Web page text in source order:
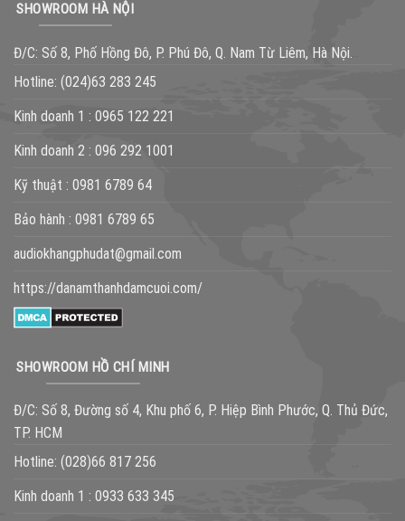
SHOWROOM HÀ NỘI
Đ/C: Số 8, Phố Hồng Đô, P. Phú Đô, Q. Nam Từ Liêm, Hà Nội.
Hotline: (024)63 283 245
Kinh doanh 1 : 0965 122 221
Kinh doanh 2 : 096 292 1001
Kỹ thuật : 0981 6789 64
Bảo hành : 0981 6789 65
audiokhangphudat@gmail.com
https://danamthanhdamcuoi.com/
SHOWROOM HỒ CHÍ MINH
Đ/C: Số 8, Đường số 4, Khu phố 6, P. Hiệp Bình Phước, Q. Thủ Đức,
TP. HCM
Hotline: (028)66 817 256
Kinh doanh 1 : 0933 633 345